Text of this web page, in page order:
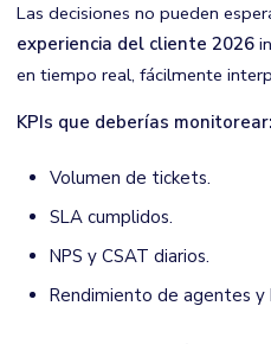
Las decisiones no pueden
experiencia del cliente 2026
en tiempo real, fácilmente
KPIs que deberías monitorear:
Volumen de tickets.
SLA cumplidos.
NPS y CSAT diarios.
Rendimiento de agentes y